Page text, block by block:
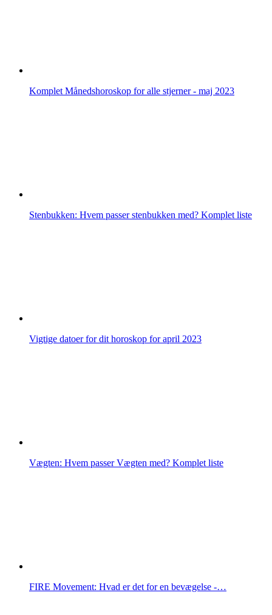
Komplet Månedshoroskop for alle stjerner - maj 2023
Stenbukken: Hvem passer stenbukken med? Komplet liste
Vigtige datoer for dit horoskop for april 2023
Vægten: Hvem passer Vægten med? Komplet liste
FIRE Movement: Hvad er det for en bevægelse -…